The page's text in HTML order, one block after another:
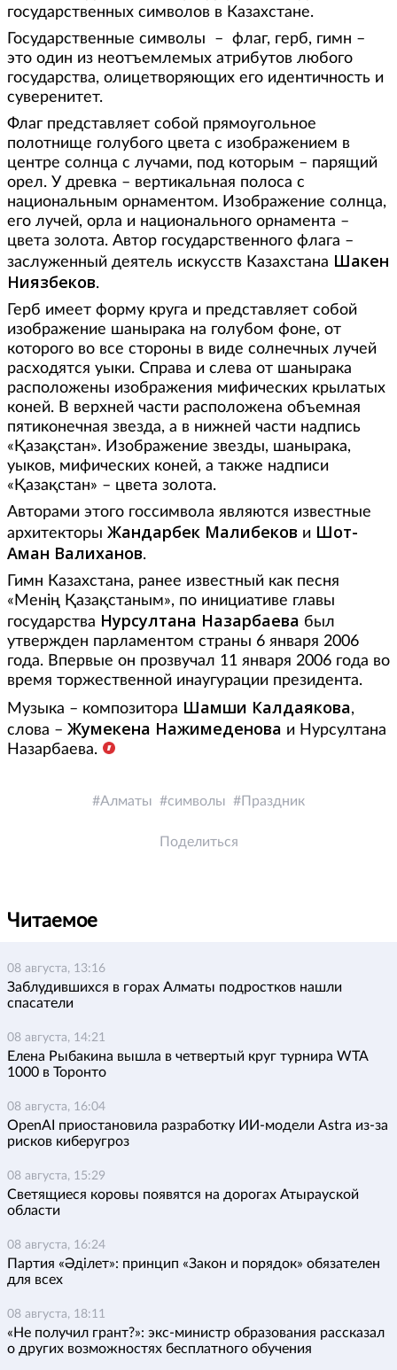
государственных символов в Казахстане.
Государственные символы – флаг, герб, гимн –
это один из неотъемлемых атрибутов любого
государства, олицетворяющих его идентичность и
суверенитет.
Флаг представляет собой прямоугольное
полотнище голубого цвета с изображением в
центре солнца с лучами, под которым – парящий
орел. У древка – вертикальная полоса с
национальным орнаментом. Изображение солнца,
его лучей, орла и национального орнамента –
цвета золота. Автор государственного флага –
заслуженный деятель искусств Казахстана Шакен
Ниязбеков.
Герб имеет форму круга и представляет собой
изображение шанырака на голубом фоне, от
которого во все стороны в виде солнечных лучей
расходятся уыки. Справа и слева от шанырака
расположены изображения мифических крылатых
коней. В верхней части расположена объемная
пятиконечная звезда, а в нижней части надпись
«Қазақстан». Изображение звезды, шанырака,
уыков, мифических коней, а также надписи
«Қазақстан» – цвета золота.
Авторами этого госсимвола являются известные
архитекторы Жандарбек Малибеков и Шот-
Аман Валиханов.
Гимн Казахстана, ранее известный как песня
«Менің Қазақстаным», по инициативе главы
государства Нурсултана Назарбаева был
утвержден парламентом страны 6 января 2006
года. Впервые он прозвучал 11 января 2006 года во
время торжественной инаугурации президента.
Музыка – композитора Шамши Калдаякова,
слова – Жумекена Нажимеденова и Нурсултана
Назарбаева.
Алматы символы Праздник
Поделиться
Читаемое
08 августа, 13:16
Заблудившихся в горах Алматы подростков нашли
спасатели
08 августа, 14:21
Елена Рыбакина вышла в четвертый круг турнира WTA
1000 в Торонто
08 августа, 16:04
OpenAI приостановила разработку ИИ-модели Astra из-за
рисков киберугроз
08 августа, 15:29
Светящиеся коровы появятся на дорогах Атырауской
области
08 августа, 16:24
Партия «Әділет»: принцип «Закон и порядок» обязателен
для всех
08 августа, 18:11
«Не получил грант?»: экс-министр образования рассказал
о других возможностях бесплатного обучения